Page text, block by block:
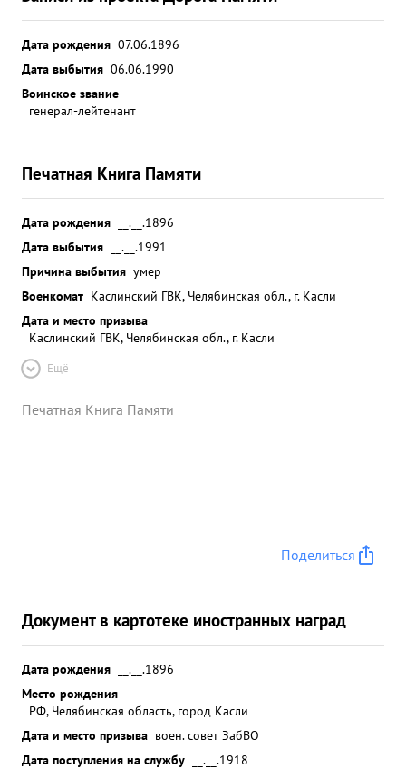
Дата рождения 07.06.1896
Дата выбытия 06.06.1990
Воинское звание
генерал-лейтенант
Печатная Книга Памяти
Дата рождения
__.__.1896
Дата выбытия
__.__.1991
Причина выбытия умер
Военкомат Каслинский ГВК, Челябинская обл., г. Касли
Дата и место призыва
Каслинский ГВК, Челябинская обл., г. Касли
Ещё
Печатная Книга Памяти
Поделиться
Документ в картотеке иностранных наград
Дата рождения
__.__.1896
Место рождения
РФ, Челябинская область, город Касли
Дата и место призыва воен. совет ЗабВО
Дата поступления на службу
__.__.1918